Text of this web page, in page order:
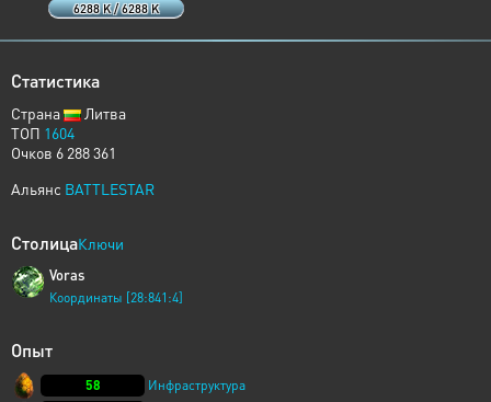
6288 K / 6288 K
Статистика
Страна
Литва
ТОП 1604
Очков 6 288 361
Альянс BATTLESTAR
СтолицаКлючи
Voras
Координаты [28:841:4]
Опыт
58
Инфраструктура